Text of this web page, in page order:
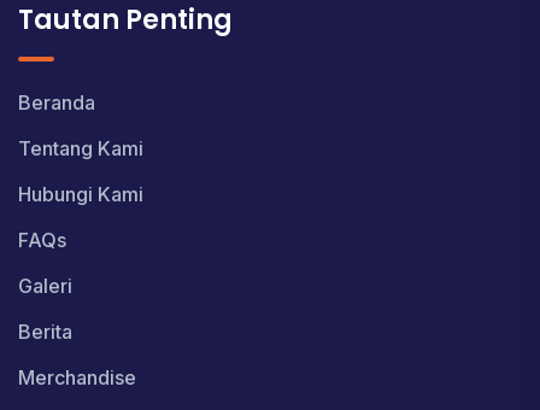
Tautan Penting
Beranda
Tentang Kami
Hubungi Kami
FAQs
Galeri
Berita
Merchandise